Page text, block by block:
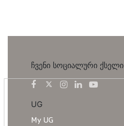
ჩვენი სოციალური ქსელი
UG
My UG